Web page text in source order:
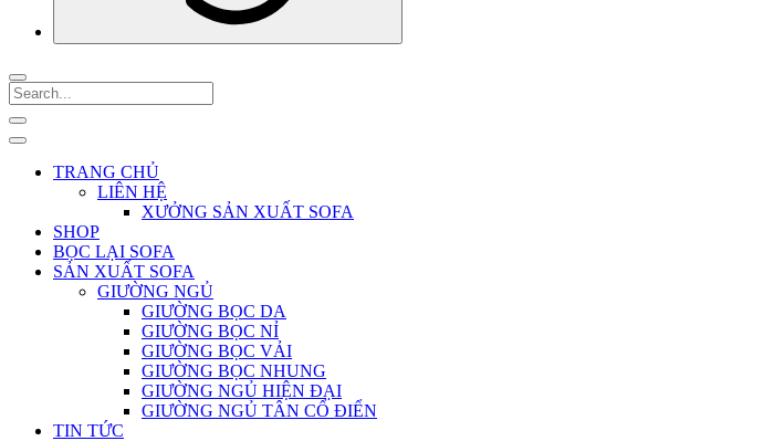
TRANG CHỦ
LIÊN HỆ
XƯỞNG SẢN XUẤT SOFA
SHOP
BỌC LẠI SOFA
SẢN XUẤT SOFA
GIƯỜNG NGỦ
GIƯỜNG BỌC DA
GIƯỜNG BỌC NỈ
GIƯỜNG BỌC VẢI
GIƯỜNG BỌC NHUNG
GIƯỜNG NGỦ HIỆN ĐẠI
GIƯỜNG NGỦ TÂN CỔ ĐIỂN
TIN TỨC